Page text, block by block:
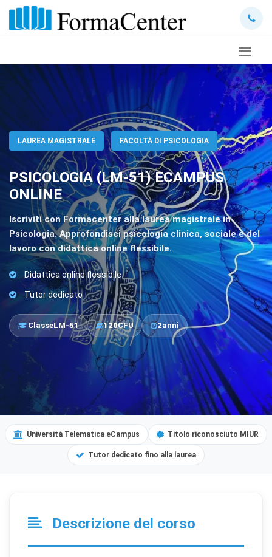
LAUREA MAGISTRALE FACOLTÀ DI PSICOLOGIA
PSICOLOGIA (LM-51) ECAMPUS
ONLINE
Iscriviti con Formacenter alla laurea magistrale in
Psicologia. Approfondisci psicologia clinica, sociale e del
lavoro con didattica online flessibile.
Didattica online flessibile
Tutor dedicato
ClasseLM-51 120CFU 2anni
Università Telematica eCampus Titolo riconosciuto MIUR
Tutor dedicato fino alla laurea
Descrizione del corso